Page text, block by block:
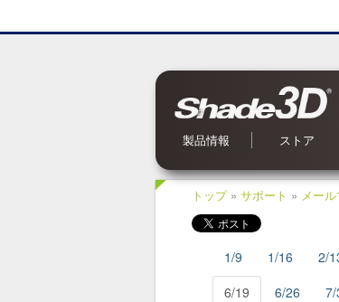
製品情報
Shade3D Ver.27
CG入力支援サービス
BIM/CIM 設計照査ツール
ブロックUIプログラミングツール
3Dパラメトリックツール
Civil・Ultimate とは
Shade3D SDK
Shade3D AI 生成ツール
Shade3D Shapeasy
マジカルスケッチ 3D
Shade3D 公式ガイドブック
Shade3D 検定ガイドブック
Shade3D Panorama View
Shade3D 実用3Dデータ集 森シ
ストア
オンラインス
ご利用案内
マーケットプ
特集記事
Shade3D 実
トップ» サポート » メー
1/9 1/16 2/
6/19
6/26 7/